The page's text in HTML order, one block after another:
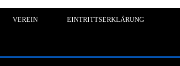
VEREIN EINTRITTSERKLÄRUNG